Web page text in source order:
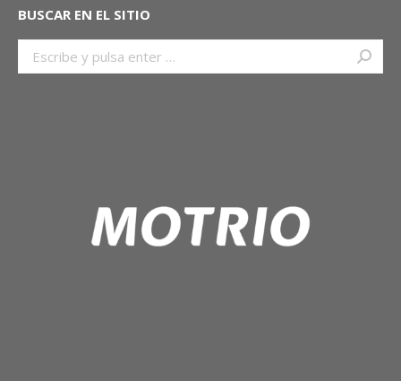
BUSCAR EN EL SITIO